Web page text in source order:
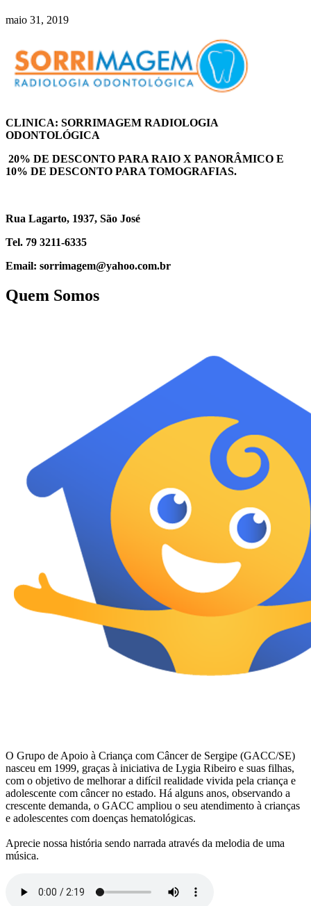
maio 31, 2019
CLINICA: SORRIMAGEM RADIOLOGIA
ODONTOLÓGICA
20% DE DESCONTO PARA RAIO X PANORÂMICO E
10% DE DESCONTO PARA TOMOGRAFIAS.
Rua Lagarto, 1937, São José
Tel. 79 3211-6335
Email: sorrimagem@yahoo.com.br
Quem Somos
O Grupo de Apoio à Criança com Câncer de Sergipe (GACC/SE)
nasceu em 1999, graças à iniciativa de Lygia Ribeiro e suas filhas,
com o objetivo de melhorar a difícil realidade vivida pela criança e
adolescente com câncer no estado. Há alguns anos, observando a
crescente demanda, o GACC ampliou o seu atendimento à crianças
e adolescentes com doenças hematológicas.
Aprecie nossa história sendo narrada através da melodia de uma
música.